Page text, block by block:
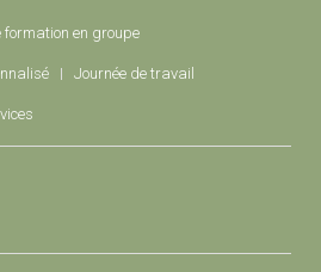
formation en groupe
Journée de travail